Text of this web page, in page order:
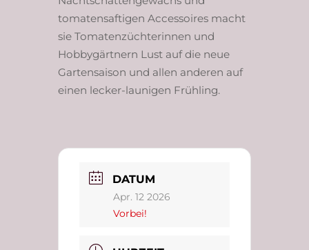
tomatensaftigen Accessoires macht
sie Tomatenzüchterinnen und
Hobbygärtnern Lust auf die neue
Gartensaison und allen anderen auf
einen lecker-launigen Frühling.
DATUM
Apr. 12 2026
Vorbei!